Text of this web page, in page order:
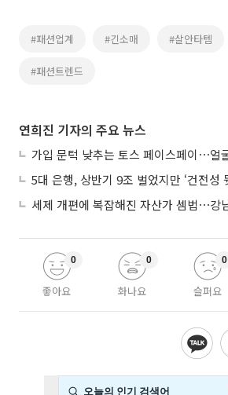
#패션업계 #긴소매 #살안타템
#패션트렌드
연희진 기자의 주요 뉴스
좋아요
0
화나요
0
슬퍼요
0